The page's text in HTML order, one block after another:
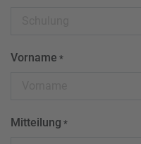
Vorname *
Mitteilung *